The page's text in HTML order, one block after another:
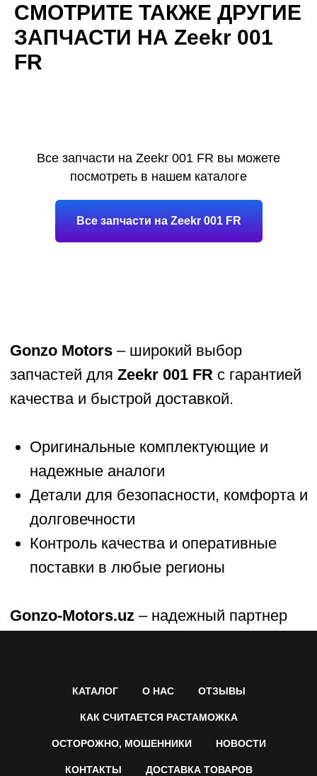
СМОТРИТЕ ТАКЖЕ ДРУГИЕ
ЗАПЧАСТИ НА Zeekr 001
FR
Все запчасти на Zeekr 001 FR вы можете
посмотреть в нашем каталоге
Все запчасти на Zeekr 001 FR
надежные аналоги
Детали для безопасности, комфорта и
долговечности
Контроль качества и оперативные
КАТАЛОГ О НАС ОТЗЫВЫ
КАК СЧИТАЕТСЯ РАСТАМОЖКА
ОСТОРОЖНО, МОШЕННИКИ НОВОСТИ
КОНТАКТЫ ДОСТАВКА ТОВАРОВ